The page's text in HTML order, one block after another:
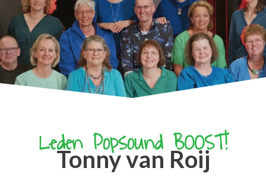
Leden Popsound BOOST!
Tonny van Roij